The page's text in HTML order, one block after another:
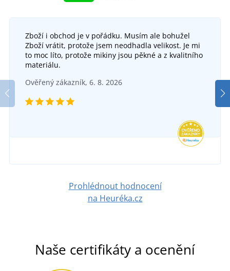
Montérky do pasu VISION
1 069 Kč
Zboží i obchod je v pořádku. Musím ale bohužel
Zboží vrátit, protože jsem neodhadla velikost. Je mi
to moc líto, protože mikiny jsou pěkné a z kvalitního
materiálu.
Ověřený zákazník, 6. 8. 2026
Prohlédnout hodnocení
na Heuréka.cz
Naše certifikáty a ocenění